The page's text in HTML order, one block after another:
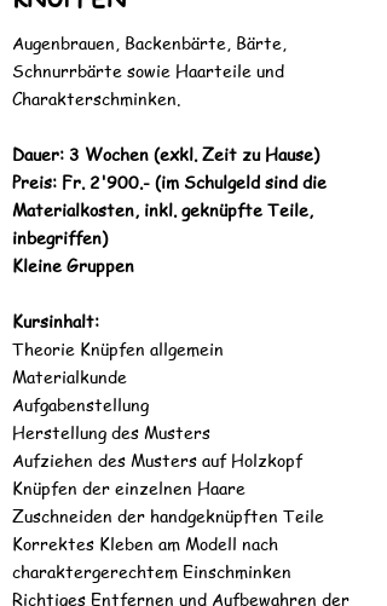
Augenbrauen, Backenbärte, Bärte,
Schnurrbärte sowie Haarteile und
Charakterschminken.
Dauer: 3 Wochen (exkl. Zeit zu Hause)
Preis: Fr. 2'900.- (im Schulgeld sind die
Materialkosten, inkl. geknüpfte Teile,
inbegriffen)
Kleine Gruppen
Kursinhalt:
Theorie Knüpfen allgemein
Materialkunde
Aufgabenstellung
Herstellung des Musters
Aufziehen des Musters auf Holzkopf
Knüpfen der einzelnen Haare
Zuschneiden der handgeknüpften Teile
Korrektes Kleben am Modell nach
charaktergerechtem Einschminken
Richtiges Entfernen und Aufbewahren der